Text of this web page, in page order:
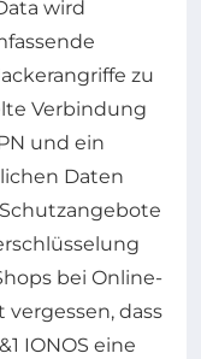
wird
zu
Verbindung
und ein
Daten
bei Online-
dass
IONOS eine